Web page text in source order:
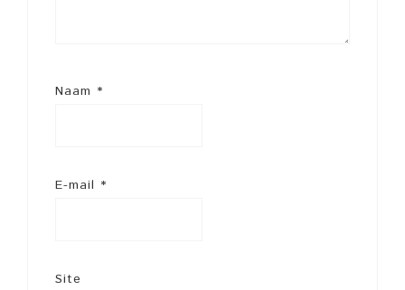
Naam *
E-mail *
Site